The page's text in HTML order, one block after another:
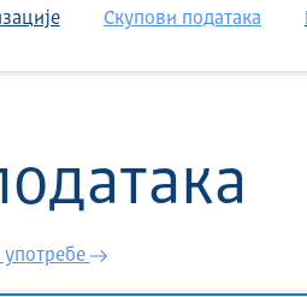
Скупови података